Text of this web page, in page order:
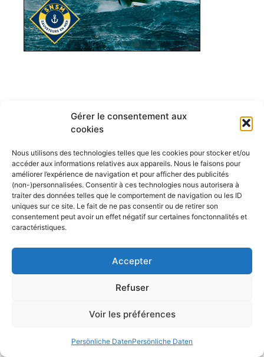
Gérer le consentement aux
cookies
Nous utilisons des technologies telles que les cookies pour stocker et/ou
accéder aux informations relatives aux appareils. Nous le faisons pour
améliorer l’expérience de navigation et pour afficher des publicités
(non-)personnalisées. Consentir à ces technologies nous autorisera à
traiter des données telles que le comportement de navigation ou les ID
uniques sur ce site. Le fait de ne pas consentir ou de retirer son
consentement peut avoir un effet négatif sur certaines fonctonnalités et
caractéristiques.
Accepter
Refuser
Voir les préférences
Persönliche DatenPersönliche Daten